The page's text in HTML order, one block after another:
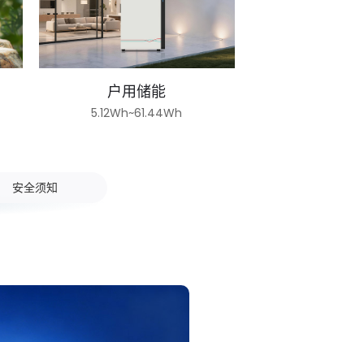
户用储能
5.12Wh~61.44Wh
安全须知